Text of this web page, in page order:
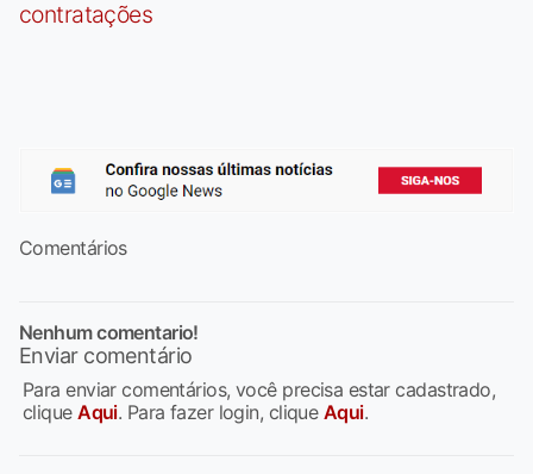
contratações
Comentários
Nenhum comentario!
Enviar comentário
Para enviar comentários, você precisa estar cadastrado,
cliqueAqui. Para fazer login, clique Aqui.